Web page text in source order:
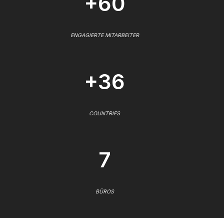
ENGAGIERTE MITARBEITER
+36
COUNTRIES
7
BÜROS